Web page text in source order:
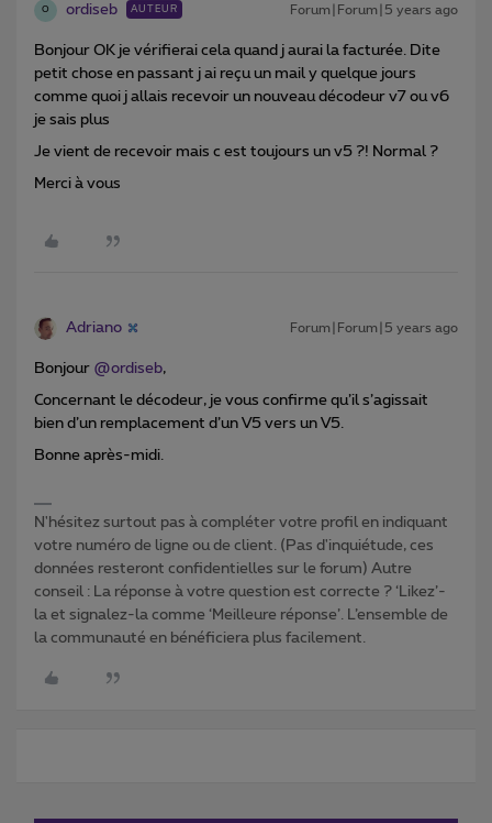
O ordiseb AUTEUR Forum|Forum|5 years ago
Bonjour OK je vérifierai cela quand j aurai la facturée. Dite
petit chose en passant j ai reçu un mail y quelque jours
comme quoi j allais recevoir un nouveau décodeur v7 ou v6
je sais plus
Je vient de recevoir mais c est toujours un v5 ?! Normal ?
Merci à vous
Adriano Forum|Forum|5 years ago
Bonjour @ordiseb,
Concernant le décodeur, je vous confirme qu’il s’agissait
bien d’un remplacement d’un V5 vers un V5.
Bonne après-midi.
N'hésitez surtout pas à compléter votre profil en indiquant
votre numéro de ligne ou de client. (Pas d'inquiétude, ces
données resteront confidentielles sur le forum) Autre
conseil : La réponse à votre question est correcte ? ‘Likez’-
la et signalez-la comme ‘Meilleure réponse’. L’ensemble de
la communauté en bénéficiera plus facilement.